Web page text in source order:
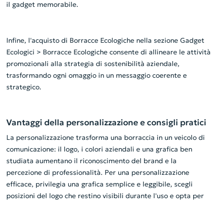
il gadget memorabile.
Infine, l'acquisto di Borracce Ecologiche nella sezione Gadget
Ecologici > Borracce Ecologiche consente di allineare le attività
promozionali alla strategia di sostenibilità aziendale,
trasformando ogni omaggio in un messaggio coerente e
strategico.
Vantaggi della personalizzazione e consigli pratici
La personalizzazione trasforma una borraccia in un veicolo di
comunicazione: il logo, i colori aziendali e una grafica ben
studiata aumentano il riconoscimento del brand e la
percezione di professionalità. Per una personalizzazione
efficace, privilegia una grafica semplice e leggibile, scegli
posizioni del logo che restino visibili durante l'uso e opta per